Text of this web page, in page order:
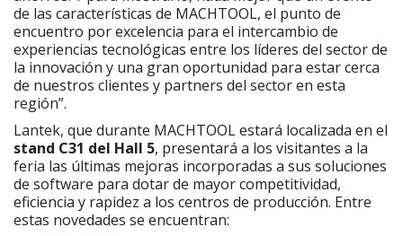
de las características de MACHTOOL, el punto de
encuentro por excelencia para el intercambio de
experiencias tecnológicas entre los líderes del sector de
la innovación y una gran oportunidad para estar cerca
de nuestros clientes y partners del sector en esta
región”.
Lantek, que durante MACHTOOL estará localizada en el
stand C31 del Hall 5, presentará a los visitantes a la
feria las últimas mejoras incorporadas a sus soluciones
de software para dotar de mayor competitividad,
eficiencia y rapidez a los centros de producción. Entre
estas novedades se encuentran: